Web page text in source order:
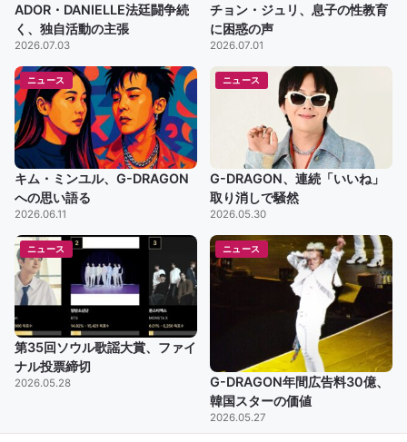
ADOR・DANIELLE法廷闘争続
く、独自活動の主張
2026.07.03
チョン・ジュリ、息子の性教育
に困惑の声
2026.07.01
ニュース
キム・ミンユル、G-DRAGON
への思い語る
2026.06.11
ニュース
G-DRAGON、連続「いいね」
取り消しで騒然
2026.05.30
ニュース
第35回ソウル歌謡大賞、ファイ
ナル投票締切
2026.05.28
ニュース
G-DRAGON年間広告料30億、
韓国スターの価値
2026.05.27